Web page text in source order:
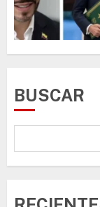
BUSCAR